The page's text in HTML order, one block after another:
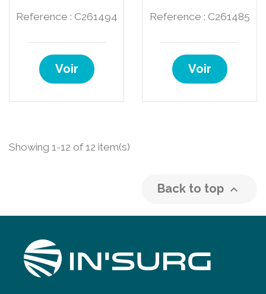
Reference : C261494
Voir
Reference : C261485
Voir
Showing 1-12 of 12 item(s)
Back to top 